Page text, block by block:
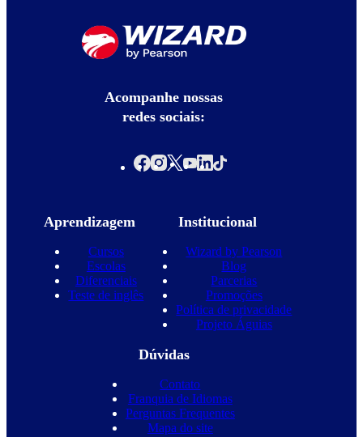
Acompanhe nossas
redes sociais:
Aprendizagem
Cursos
Escolas
Diferenciais
Teste de inglês
Institucional
Wizard by Pearson
Blog
Parcerias
Promoções
Política de privacidade
Projeto Águias
Dúvidas
Contato
Franquia de Idiomas
Perguntas Frequentes
Mapa do site